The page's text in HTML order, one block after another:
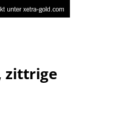
zittrige